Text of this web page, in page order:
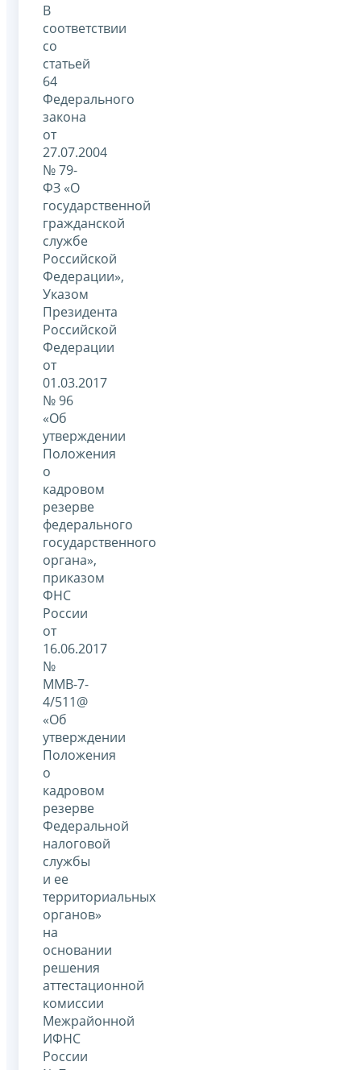
В
соответствии
со
статьей
64
Федерального
закона
от
27.07.2004
№ 79-
ФЗ «О
государственной
гражданской
службе
Российской
Федерации»,
Указом
Президента
Российской
Федерации
от
01.03.2017
№ 96
«Об
утверждении
Положения
о
кадровом
резерве
федерального
государственного
органа»,
приказом
ФНС
России
от
16.06.2017
№
ММВ-7-
4/511@
«Об
утверждении
Положения
о
кадровом
резерве
Федеральной
налоговой
службы
и ее
территориальных
органов»
на
основании
решения
аттестационной
комиссии
Межрайонной
ИФНС
России